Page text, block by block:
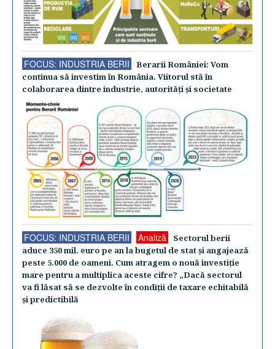
FOCUS: INDUSTRIA BERII
Berarii României: Vom
continua să investim în România. Viitorul stă în
colaborarea dintre industrie, autorităţi şi societate
FOCUS: INDUSTRIA BERII Analiză
Sectorul berii
aduce 350 mil. euro pe an la bugetul de stat şi angajează
peste 5.000 de oameni. Cum atragem o nouă investiţie
mare pentru a multiplica aceste cifre? „Dacă sectorul
va fi lăsat să se dezvolte în condiţii de taxare echitabilă
şi predictibilă